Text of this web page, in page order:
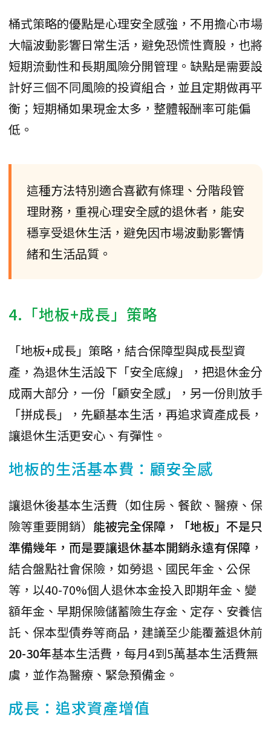
桶式策略的優點是心理安全感強，不用擔心市場
大幅波動影響日常生活，避免恐慌性賣股，也將
短期流動性和長期風險分開管理。缺點是需要設
計好三個不同風險的投資組合，並且定期做再平
衡；短期桶如果現金太多，整體報酬率可能偏
低。
這種方法特別適合喜歡有條理、分階段管
理財務，重視心理安全感的退休者，能安
穩享受退休生活，避免因市場波動影響情
緒和生活品質。
4.「地板+成長」策略
「地板+成長」策略，結合保障型與成長型資
產，為退休生活設下「安全底線」，把退休金分
成兩大部分，一份「顧安全感」，另一份則放手
「拼成長」，先顧基本生活，再追求資產成長，
讓退休生活更安心、有彈性。
地板的生活基本費：顧安全感
讓退休後基本生活費（如住房、餐飲、醫療、保
險等重要開銷） 能被完全保障，「地板」不是只
準備幾年，而是要讓退休基本開銷永遠有保障 ，
結合盤點社會保險，如勞退、國民年金、公保
等，以40-70%個人退休本金投入即期年金、變
額年金、早期保險儲蓄險生存金、定存、安養信
託、保本型債券等商品，建議至少能覆蓋退休前
20-30年基本生活費，每月4到5萬基本生活費無
虞，並作為醫療、緊急預備金。
成長：追求資產增值